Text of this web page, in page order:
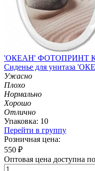
'ОКЕАН' ФОТОПРИНТ
Сиденье для унитаза
Ужасно
Плохо
Нормально
Хорошо
Отлично
Упаковка: 10
Перейти в группу
Розничная цена:
550 ₽
Оптовая цена доступна